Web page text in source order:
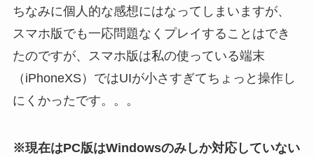
ちなみに個人的な感想にはなってしまいますが、
スマホ版でも一応問題なくプレイすることはでき
たのですが、スマホ版は私の使っている端末
（iPhoneXS）ではUIが小さすぎてちょっと操作し
にくかったです。。。
※現在はPC版はWindowsのみしか対応していない